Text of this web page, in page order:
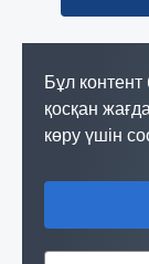
Бұл
қосқан
көру үшін